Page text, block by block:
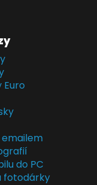
do PC
fotodárky